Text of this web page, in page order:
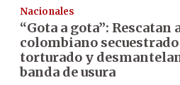
Nacionales
“Gota a gota”: Rescatan
colombiano
torturado y
banda de usura